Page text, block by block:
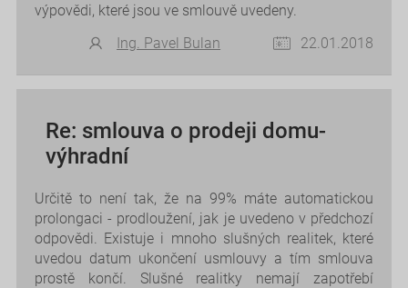
výpovědi, které jsou ve smlouvě uvedeny.
Ing. Pavel Bulan
22.01.2018
Re: smlouva o prodeji domu-
výhradní
Určitě to není tak, že na 99% máte automatickou
prolongaci - prodloužení, jak je uvedeno v předchozí
odpovědi. Existuje i mnoho slušných realitek, které
uvedou datum ukončení usmlouvy a tím smlouva
prostě končí. Slušné realitky nemají zapotřebí